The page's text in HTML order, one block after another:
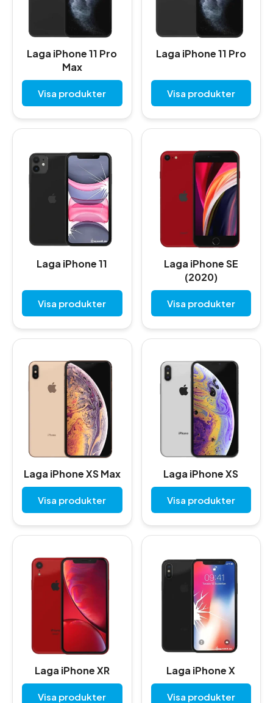
Laga iPhone 11 Pro
Max
Visa produkter
Laga iPhone 11 Pro
Visa produkter
Laga iPhone 11
Visa produkter
Laga iPhone SE
(2020)
Visa produkter
Laga iPhone XS Max
Visa produkter
Laga iPhone XS
Visa produkter
Laga iPhone XR
Visa produkter
Laga iPhone X
Visa produkter